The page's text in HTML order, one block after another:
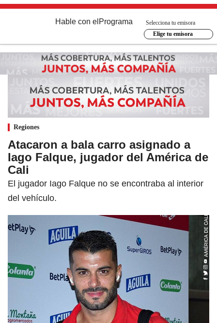
Hable con el Programa
Selecciona tu emisora
Elige tu emisora
Regiones
Atacaron a bala carro asignado a
Iago Falque, jugador del América de
Cali
El jugador Iago Falque no se encontraba al interior
del vehículo.